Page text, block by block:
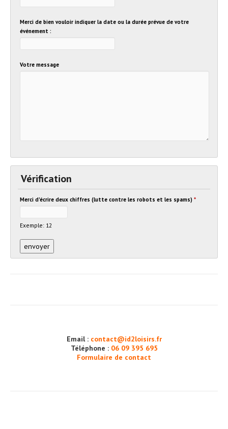
Merci de bien vouloir indiquer la date ou la durée prévue de votre
événement :
Votre message
Vérification
Merci d'écrire deux chiffres (lutte contre les robots et les spams) *
Exemple: 12
Email : contact@id2loisirs.fr
Téléphone : 06 09 395 695
Formulaire de contact